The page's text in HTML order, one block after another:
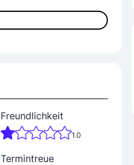
Freundlichkeit
1.0
Termintreue